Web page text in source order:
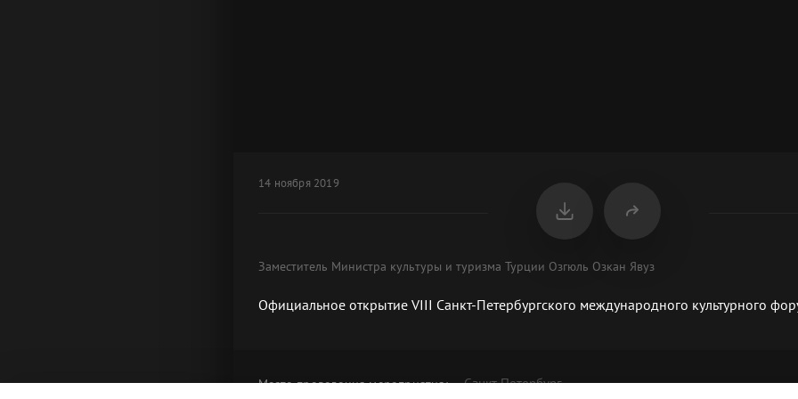
14 ноября 2019
Заместитель Министра культуры и туризма Турции Озгюль Озкан Явуз
Официальное открытие VIII Санкт-Петербургского международного культурного
Место проведениямероприятия: Санкт-Петербург